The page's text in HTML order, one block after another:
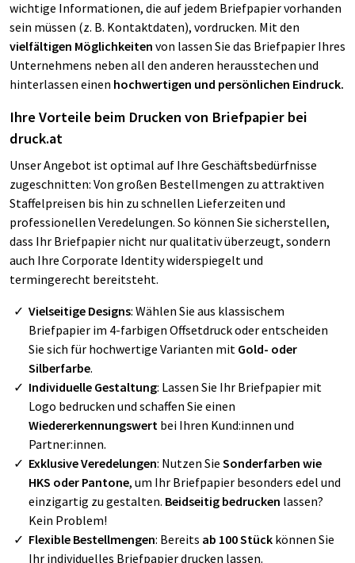
wichtige Informationen, die auf jedem Briefpapier vorhanden
sein müssen (z. B. Kontaktdaten), vordrucken. Mit den
vielfältigen Möglichkeiten von lassen Sie das Briefpapier Ihres
Unternehmens neben all den anderen herausstechen und
hinterlassen einen hochwertigen und persönlichen Eindruck.
Ihre Vorteile beim Drucken von Briefpapier bei
druck.at
Unser Angebot ist optimal auf Ihre Geschäftsbedürfnisse
zugeschnitten: Von großen Bestellmengen zu attraktiven
Staffelpreisen bis hin zu schnellen Lieferzeiten und
professionellen Veredelungen. So können Sie sicherstellen,
dass Ihr Briefpapier nicht nur qualitativ überzeugt, sondern
auch Ihre Corporate Identity widerspiegelt und
termingerecht bereitsteht.
Vielseitige Designs: Wählen Sie aus klassischem
Briefpapier im 4-farbigen Offsetdruck oder entscheiden
Sie sich für hochwertige Varianten mit Gold- oder
Silberfarbe.
Individuelle Gestaltung: Lassen Sie Ihr Briefpapier mit
Logo bedrucken und schaffen Sie einen
Wiedererkennungswert bei Ihren Kund:innen und
Partner:innen.
Exklusive Veredelungen: Nutzen Sie Sonderfarben wie
HKS oder Pantone, um Ihr Briefpapier besonders edel und
einzigartig zu gestalten. Beidseitig bedrucken lassen?
Kein Problem!
Flexible Bestellmengen: Bereits ab 100 Stück können Sie
Ihr individuelles Briefpapier drucken lassen.